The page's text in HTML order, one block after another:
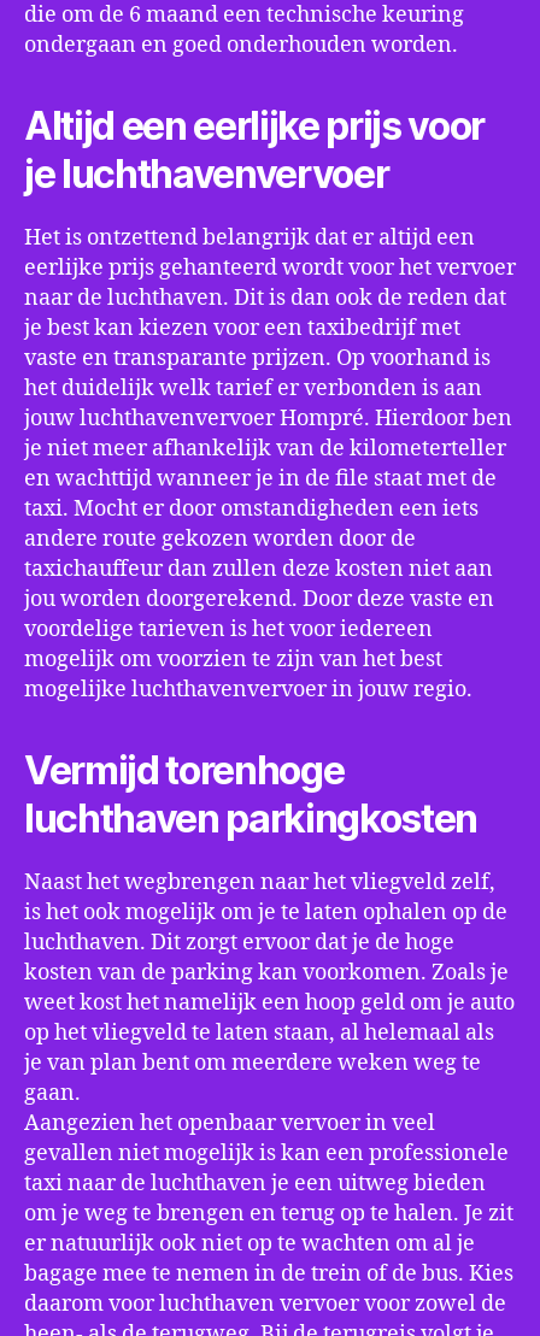
die om de 6 maand een technische keuring
ondergaan en goed onderhouden worden.
Altijd een eerlijke prijs voor
je luchthavenvervoer
Het is ontzettend belangrijk dat er altijd een
eerlijke prijs gehanteerd wordt voor het vervoer
naar de luchthaven. Dit is dan ook de reden dat
je best kan kiezen voor een taxibedrijf met
vaste en transparante prijzen. Op voorhand is
het duidelijk welk tarief er verbonden is aan
jouw luchthavenvervoer Hompré. Hierdoor ben
je niet meer afhankelijk van de kilometerteller
en wachttijd wanneer je in de file staat met de
taxi. Mocht er door omstandigheden een iets
andere route gekozen worden door de
taxichauffeur dan zullen deze kosten niet aan
jou worden doorgerekend. Door deze vaste en
voordelige tarieven is het voor iedereen
mogelijk om voorzien te zijn van het best
mogelijke luchthavenvervoer in jouw regio.
Vermijd torenhoge
luchthaven parkingkosten
Naast het wegbrengen naar het vliegveld zelf,
is het ook mogelijk om je te laten ophalen op de
luchthaven. Dit zorgt ervoor dat je de hoge
kosten van de parking kan voorkomen. Zoals je
weet kost het namelijk een hoop geld om je auto
op het vliegveld te laten staan, al helemaal als
je van plan bent om meerdere weken weg te
gaan.
Aangezien het openbaar vervoer in veel
gevallen niet mogelijk is kan een professionele
taxi naar de luchthaven je een uitweg bieden
om je weg te brengen en terug op te halen. Je zit
er natuurlijk ook niet op te wachten om al je
bagage mee te nemen in de trein of de bus. Kies
daarom voor luchthaven vervoer voor zowel de